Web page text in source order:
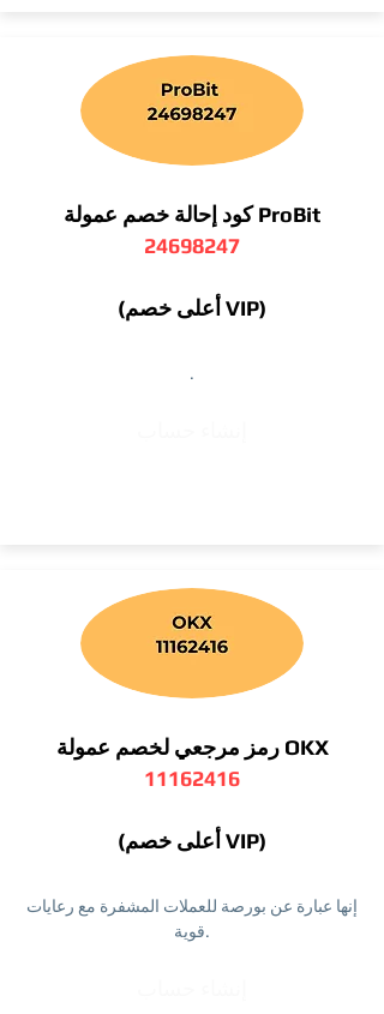
كود إحالة خصم عمولة ProBit
24698247
(أعلى خصم VIP)
.
رمز مرجعي لخصم عمولة OKX
11162416
(أعلى خصم VIP)
إنها عبارة عن بورصة للعملات المشفرة مع رعايات
قوية.